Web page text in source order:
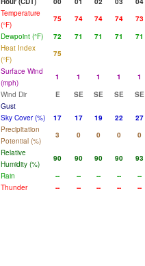
Temperature
(°F)
75 74 74 74 73
Dewpoint (°F)
72 71 71 71 71
Heat Index
(°F)
75
Surface Wind
(mph)
1 1 1 1 1
Wind Dir
E SE SE SE SE
Gust
Sky Cover (%)
17 17 19 22 27
Precipitation
Potential (%)
3 0 0 0 0
Relative
Humidity (%)
90 90 90 90 93
Rain
-- -- -- -- --
Thunder
-- -- -- -- --